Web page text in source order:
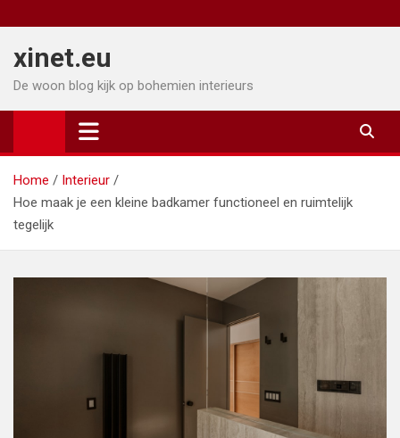
naar
inhoud
xinet.eu
De woon blog kijk op bohemien interieurs
Home
Interieur
Hoe maak je een kleine badkamer functioneel en ruimtelijk
tegelijk